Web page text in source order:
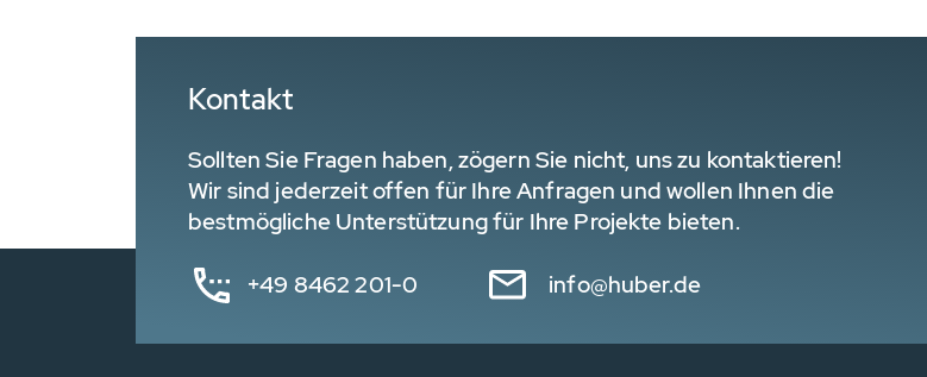
Kontakt
Sollten Sie Fragen haben, zögern Sie nicht, uns zu kontaktieren!
Wir sind jederzeit offen für Ihre Anfragen und wollen Ihnen die
bestmögliche Unterstützung für Ihre Projekte bieten.
+49 8462 201-0 info@huber.de